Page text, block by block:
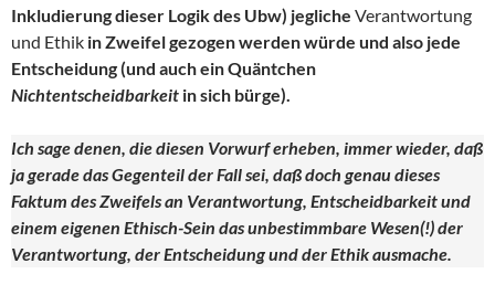
Inkludierung dieser Logik des Ubw) jegliche Verantwortung
und Ethik in Zweifel gezogen werden würde und also jede
Entscheidung (und auch ein Quäntchen
Nichtentscheidbarkeit in sich bürge).
Ich sage denen, die diesen Vorwurf erheben, immer wieder, daß
ja gerade das Gegenteil der Fall sei, daß doch genau dieses
Faktum des Zweifels an Verantwortung, Entscheidbarkeit und
einem eigenen Ethisch-Sein das unbestimmbare Wesen(!) der
Verantwortung, der Entscheidung und der Ethik ausmache.